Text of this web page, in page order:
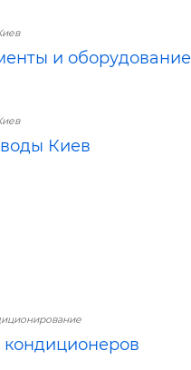
и оборудование
Киев